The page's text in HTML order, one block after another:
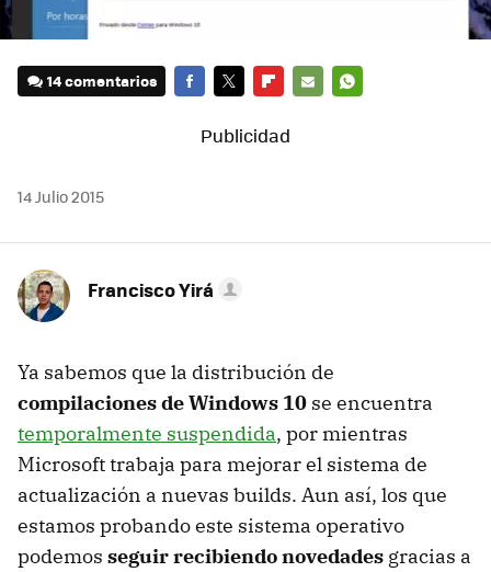
14 comentarios
14 Julio 2015
Francisco Yirá
Ya sabemos que la distribución de
compilaciones de Windows 10 se encuentra
temporalmente suspendida, por mientras
Microsoft trabaja para mejorar el sistema de
actualización a nuevas builds. Aun así, los que
estamos probando este sistema operativo
podemos seguir recibiendo novedades gracias a